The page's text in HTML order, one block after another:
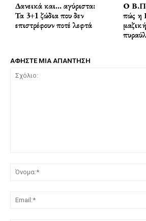
Δανεικά και… αγύριστα:
Τα 3+1 ζώδια που δεν
επιστρέφουν ποτέ λεφτά
Ο
πώς η
ΑΦΗΣΤΕ ΜΙΑ ΑΠΑΝΤΗΣΗ